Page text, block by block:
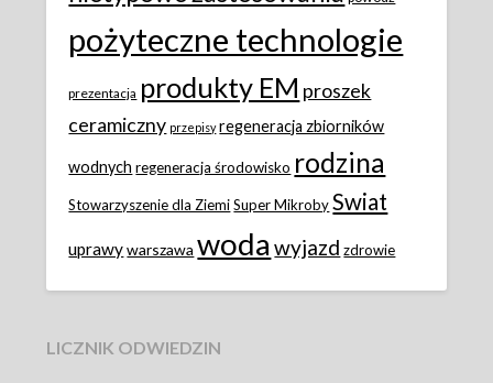
pożyteczne technologie
prezentacja produkty EM proszek
ceramiczny przepisy regeneracja zbiorników
wodnych regeneracja środowisko rodzina
Stowarzyszenie dla Ziemi Super Mikroby Swiat
uprawy warszawa woda wyjazd zdrowie
LICZNIK ODWIEDZIN